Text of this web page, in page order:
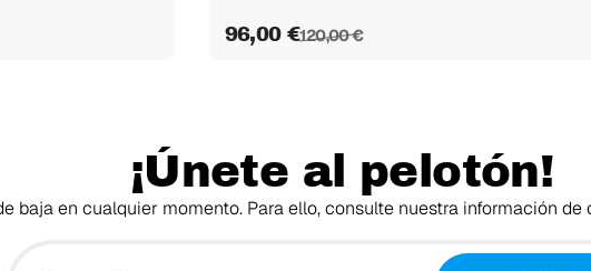
96,00 €120,00 €
¡Únete al pelotón!
baja en cualquier momento. Para ello, consulte nuestra información